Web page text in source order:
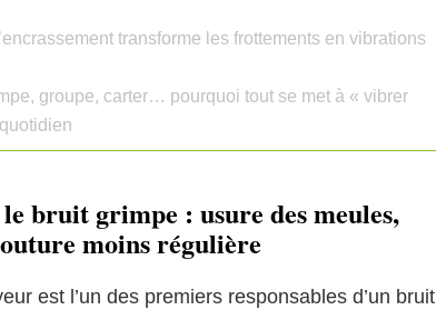
transforme les frottements en vibrations
groupe, carter… pourquoi tout se met à « vibrer
bruit grimpe : usure des meules,
moins régulière
est l’un des premiers responsables d’un bruit